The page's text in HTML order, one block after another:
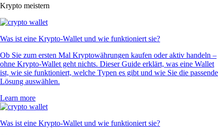
Krypto meistern
Was ist eine Krypto-Wallet und wie funktioniert sie?
Ob Sie zum ersten Mal Kryptowährungen kaufen oder aktiv handeln –
ohne Krypto-Wallet geht nichts. Dieser Guide erklärt, was eine Wallet
ist, wie sie funktioniert, welche Typen es gibt und wie Sie die passende
Lösung auswählen.
Learn more
Was ist eine Krypto-Wallet und wie funktioniert sie?